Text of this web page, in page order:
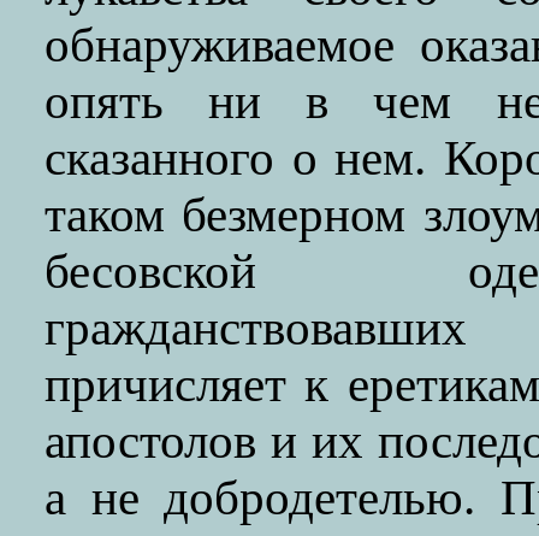
обнаруживаемое
опять ни в чем не
сказанного о нем.
таком безмерном
бесовской
причисляет к
апостолов и их
а не добродетелью.